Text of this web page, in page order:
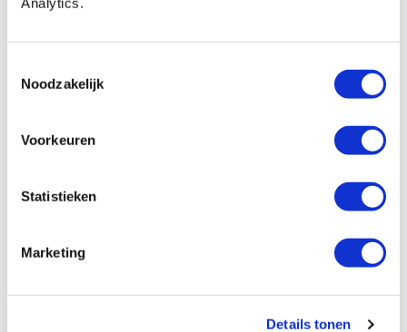
Noodzakelijk
Voorkeuren
Statistieken
Marketing
Details tonen
Artikelnummer: 25393
Plakmeetlint 1200 mm rechts naar links